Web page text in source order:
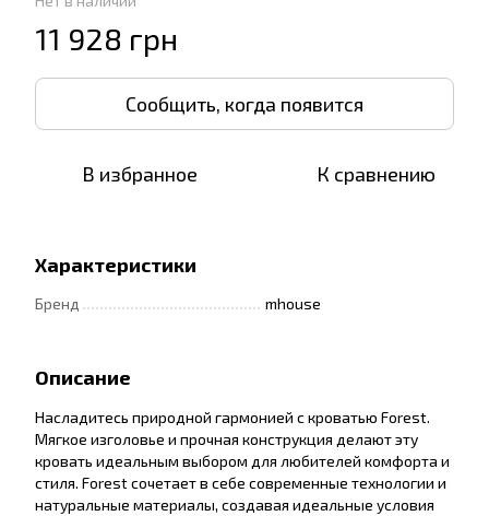
11 928 грн
Сообщить, когда появится
В избранное К сравнению
Характеристики
Бренд mhouse
Описание
Насладитесь природной гармонией с кроватью Forest.
Мягкое изголовье и прочная конструкция делают эту
кровать идеальным выбором для любителей комфорта и
стиля. Forest сочетает в себе современные технологии и
натуральные материалы, создавая идеальные условия